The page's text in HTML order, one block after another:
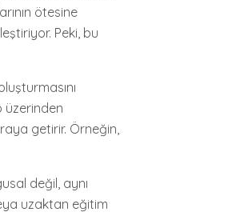
ötesine
Peki, bu
üzerinden
getirir. Örneğin,
değil, aynı
uzaktan eğitim